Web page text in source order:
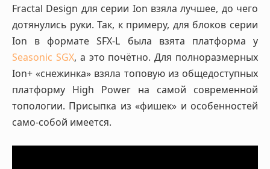
Fractal Design для серии Ion взяла лучшее, до чего
дотянулись руки. Так, к примеру, для блоков серии
Ion в формате SFX-L была взята платформа у
Seasonic SGX, а это почётно. Для полноразмерных
Ion+ «снежинка» взяла топовую из общедоступных
платформу High Power на самой современной
топологии. Присыпка из «фишек» и особенностей
само-собой имеется.